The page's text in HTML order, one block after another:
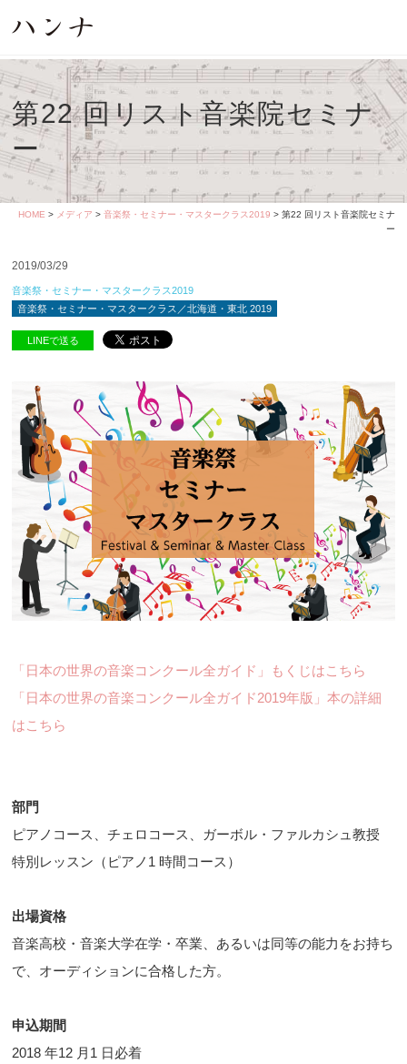
第22 回リスト音楽院セミナ
ー
HOME > メディア > 音楽祭・セミナー・マスタークラス2019 > 第22 回リスト音楽院セミナ
ー
2019/03/29
音楽祭・セミナー・マスタークラス2019
音楽祭・セミナー・マスタークラス／北海道・東北 2019
LINEで送る
「日本の世界の音楽コンクール全ガイド」もくじはこちら
「日本の世界の音楽コンクール全ガイド2019年版」本の詳細
はこちら
部門
ピアノコース、チェロコース、ガーボル・ファルカシュ教授
特別レッスン（ピアノ1 時間コース）
出場資格
音楽高校・音楽大学在学・卒業、あるいは同等の能力をお持ち
で、オーディションに合格した方。
申込期間
2018 年12 月1 日必着